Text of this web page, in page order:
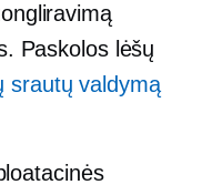
Paskolos lėšų
srautų valdymą